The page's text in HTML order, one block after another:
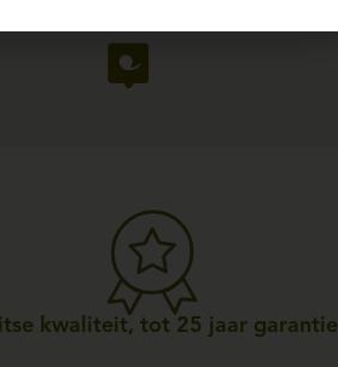
kwaliteit, tot 25 jaar garantie